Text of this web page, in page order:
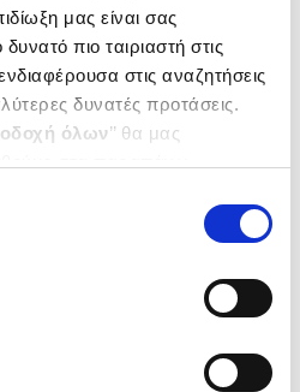
μας είναι σας
πιο ταιριαστή στις
στις αναζητήσεις
δυνατές προτάσεις.
όλων’’ θα μας
από τα παρακάτω με την
να ενημερωθείτε σχετικά με